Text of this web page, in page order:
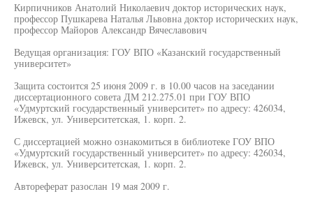
Кирпичников Анатолий Николаевич доктор исторических наук,
профессор Пушкарева Наталья Львовна доктор исторических наук,
профессор Майоров Александр Вячеславович
Ведущая организация: ГОУ ВПО «Казанский государственный
университет»
Защита состоится 25 июня 2009 г. в 10.00 часов на заседании
диссертационного совета ДМ 212.275.01 при ГОУ ВПО
«Удмуртский государственный университет» по адресу: 426034,
Ижевск, ул. Университетская, 1. корп. 2.
С диссертацией можно ознакомиться в библиотеке ГОУ ВПО
«Удмуртский государственный университет» по адресу: 426034,
Ижевск, ул. Университетская, 1. корп. 2.
Автореферат разослан 19 мая 2009 г.